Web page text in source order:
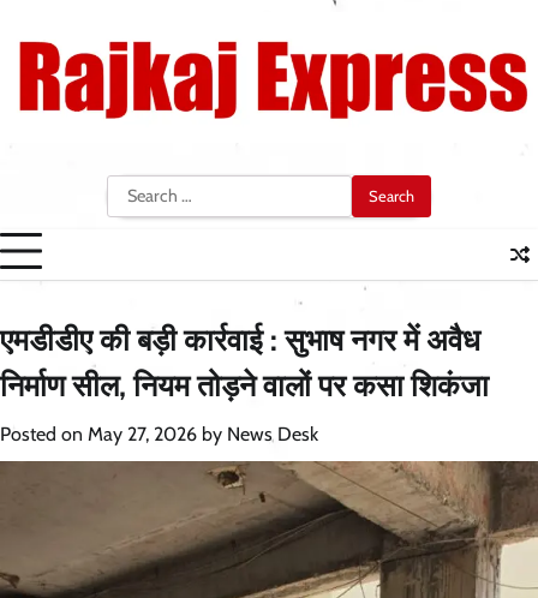
content
Search
for:
एमडीडीए की बड़ी कार्रवाई : सुभाष नगर में अवैध
निर्माण सील, नियम तोड़ने वालों पर कसा शिकंजा
Posted on May 27, 2026 by News Desk